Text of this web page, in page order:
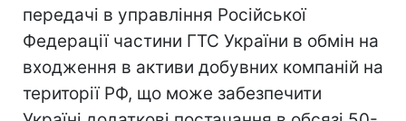
передачі в управління Російської
Федерації частини ГТС України в обмін на
входження в активи добувних компаній на
території РФ, що може забезпечити